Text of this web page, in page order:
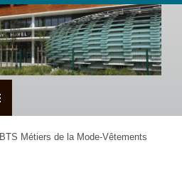
Aller
au
contenu
principal
BTS Métiers de la Mode-Vêtements